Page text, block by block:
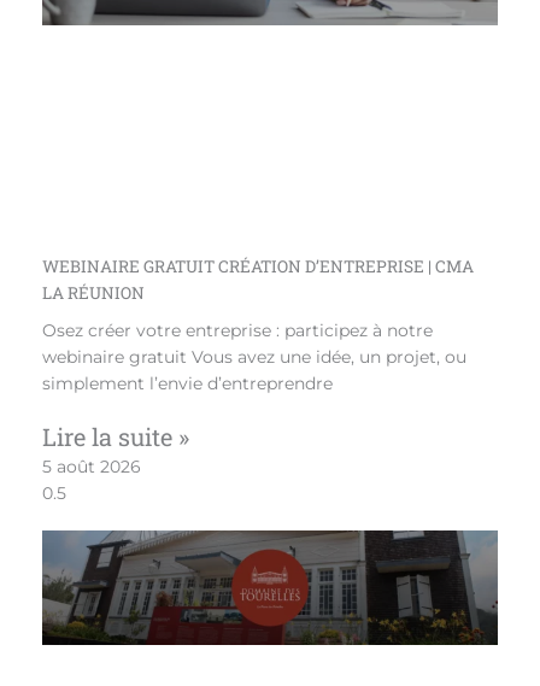
WEBINAIRE GRATUIT CRÉATION D’ENTREPRISE | CMA
LA RÉUNION
Osez créer votre entreprise : participez à notre
webinaire gratuit Vous avez une idée, un projet, ou
simplement l’envie d’entreprendre
Lire la suite »
5 août 2026